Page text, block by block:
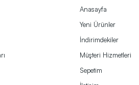
Anasayfa
Yeni Ürünler
İndirimdekiler
Müşteri Hizmetleri
Sepetim